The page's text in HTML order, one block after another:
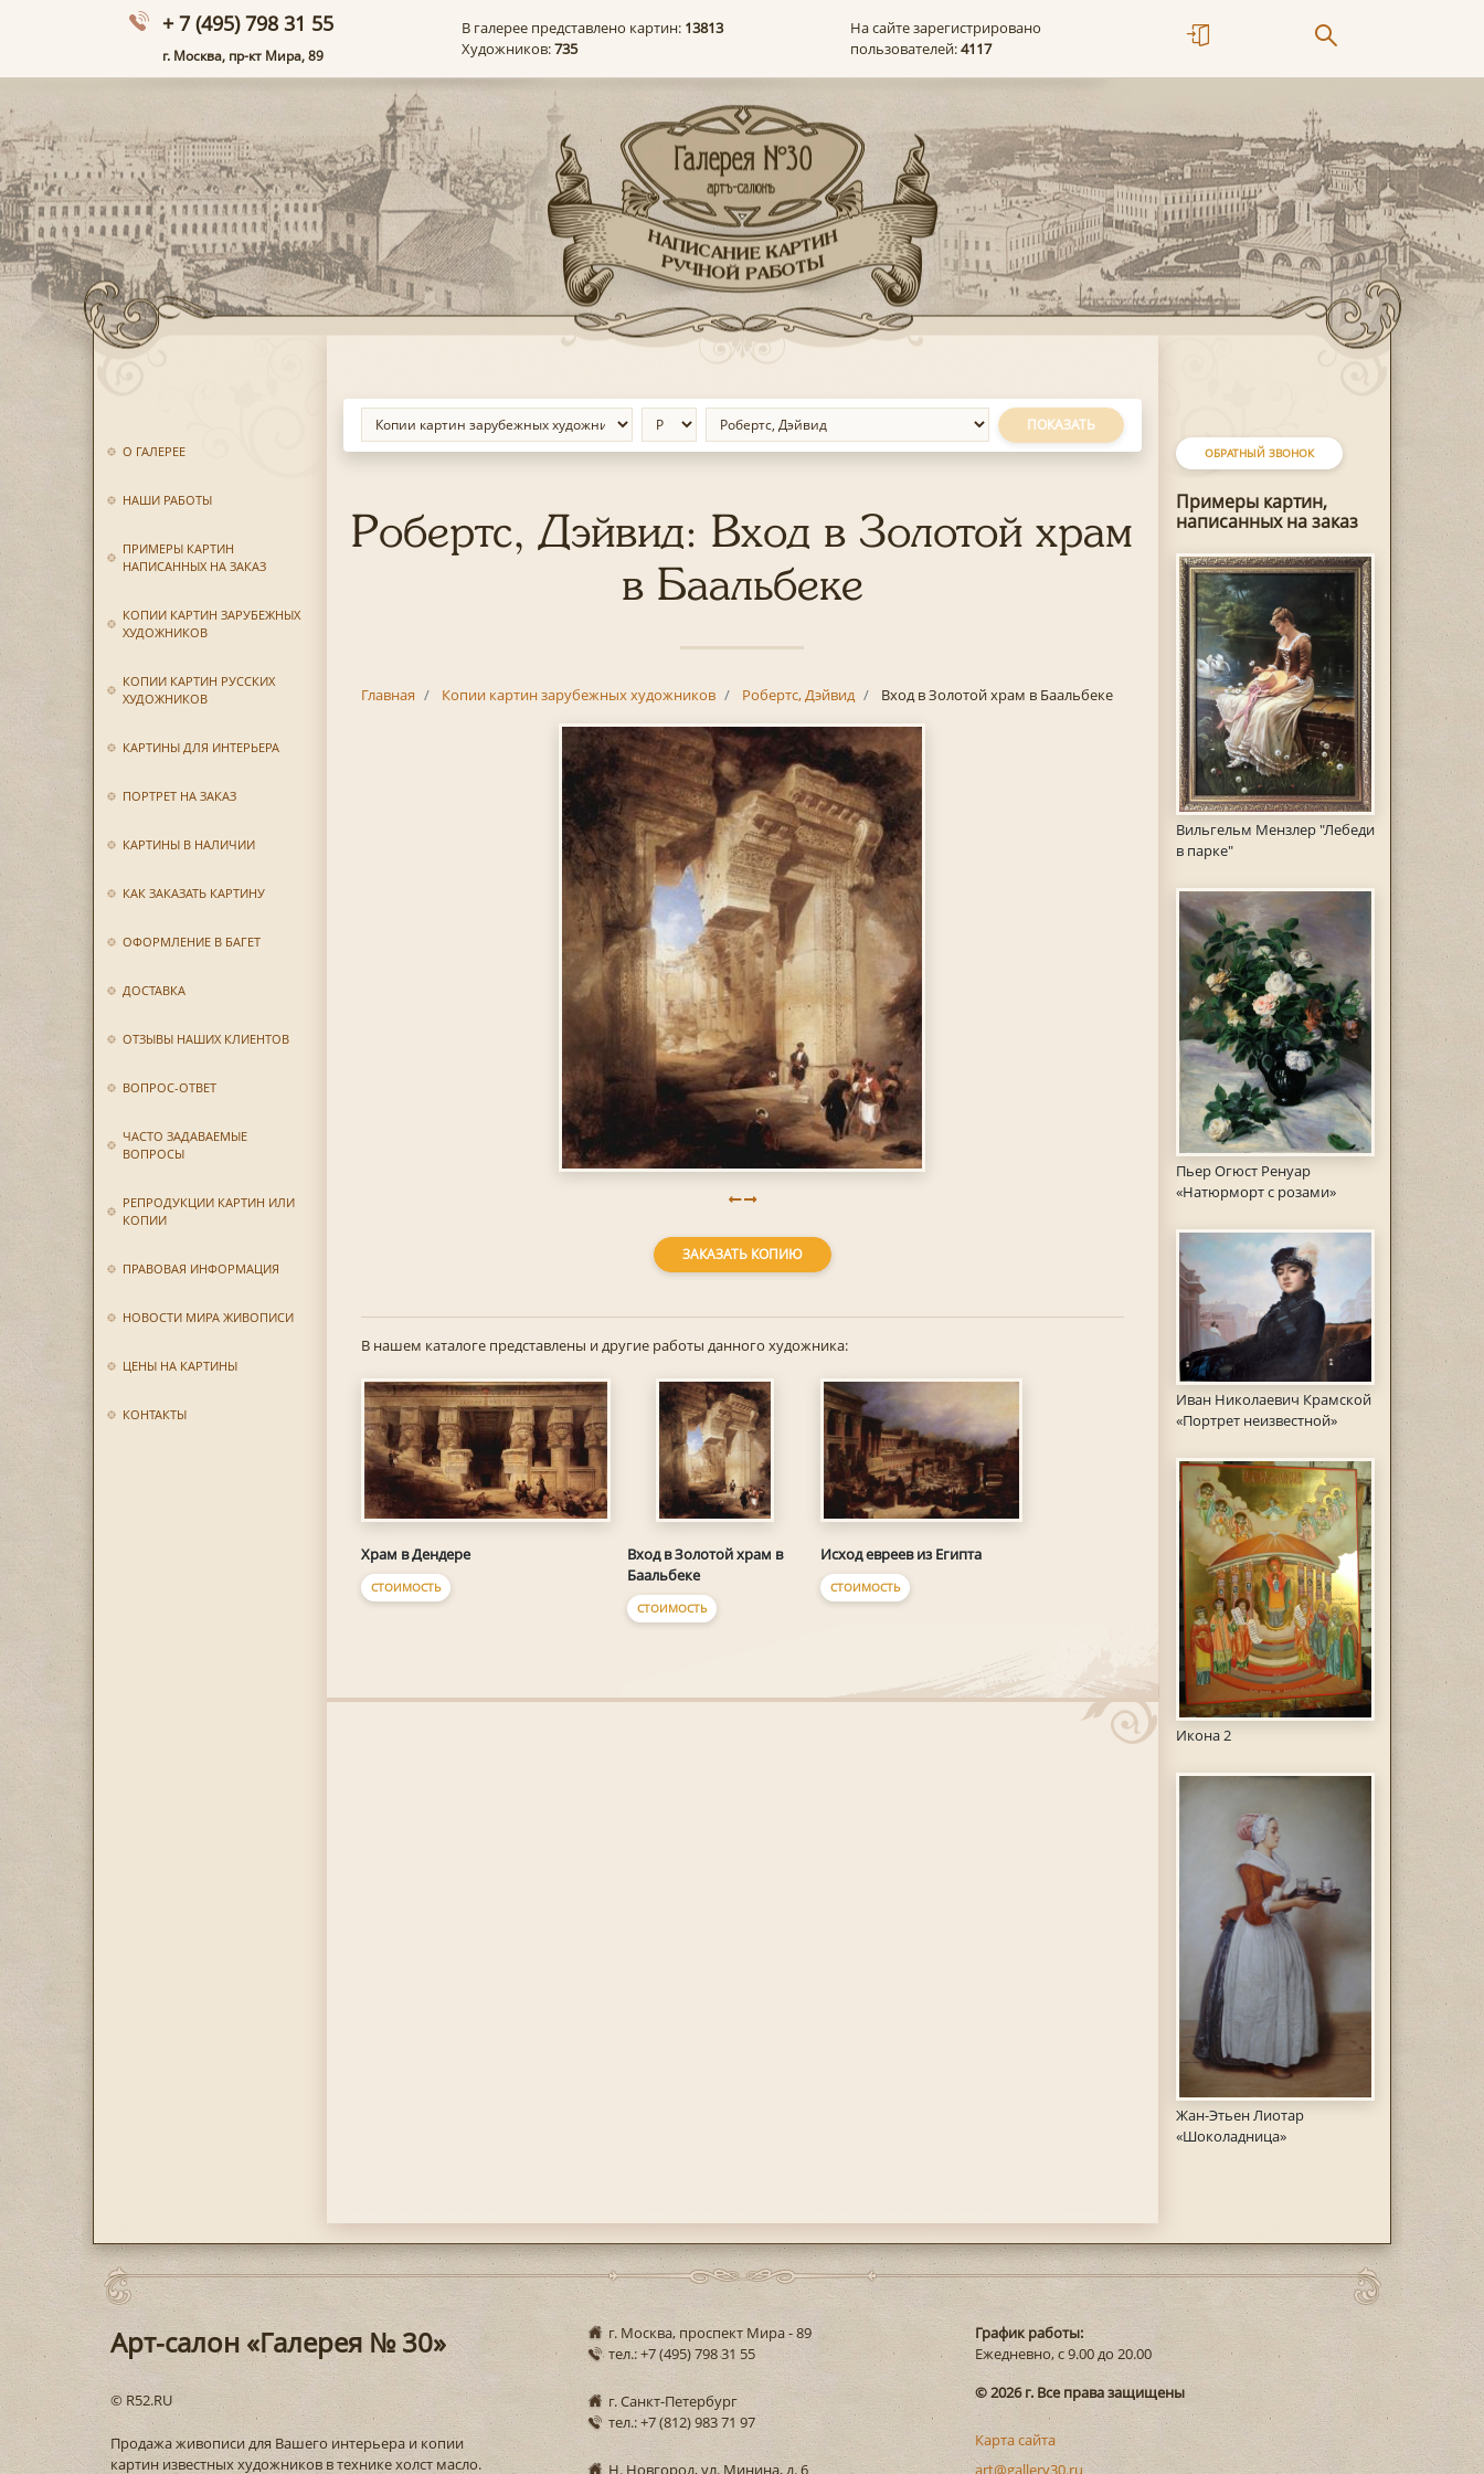
+ 7 (495) 798 31 55
г. Москва, пр-кт Мира, 89
В галерее представлено картин: 13813
Художников:735
На сайте зарегистрировано
пользователей:4117
О ГАЛЕРЕЕ
НАШИ РАБОТЫ
ПРИМЕРЫ КАРТИН
НАПИСАННЫХ НА ЗАКАЗ
КОПИИ КАРТИН ЗАРУБЕЖНЫХ
ХУДОЖНИКОВ
КОПИИ КАРТИН РУССКИХ
ХУДОЖНИКОВ
КАРТИНЫ ДЛЯ ИНТЕРЬЕРА
ПОРТРЕТ НА ЗАКАЗ
КАРТИНЫ В НАЛИЧИИ
КАК ЗАКАЗАТЬ КАРТИНУ
ОФОРМЛЕНИЕ В БАГЕТ
ДОСТАВКА
ОТЗЫВЫ НАШИХ КЛИЕНТОВ
ВОПРОС-ОТВЕТ
ЧАСТО ЗАДАВАЕМЫЕ
ВОПРОСЫ
РЕПРОДУКЦИИ КАРТИН ИЛИ
КОПИИ
ПРАВОВАЯ ИНФОРМАЦИЯ
НОВОСТИ МИРА ЖИВОПИСИ
ЦЕНЫ НА КАРТИНЫ
КОНТАКТЫ
ОБРАТНЫЙ ЗВОНОК
Примеры картин,
написанных на заказ
Вильгельм Мензлер "Лебеди
в парке"
Пьер Огюст Ренуар
«Натюрморт с розами»
Иван Николаевич Крамской
«Портрет неизвестной»
Икона 2
Жан-Этьен Лиотар
«Шоколадница»
ПОКАЗАТЬ
Робертс, Дэйвид: Вход в Золотой храм
в Баальбеке
Главная Копии картин зарубежных художников Робертс, Дэйвид Вход в Золотой храм в Баальбеке
ЗАКАЗАТЬ КОПИЮ
В нашем каталоге представлены и другие работы данного художника:
Храм в Дендере
СТОИМОСТЬ
Вход в Золотой храм в
Баальбеке
СТОИМОСТЬ
Исход евреев из Египта
СТОИМОСТЬ
Арт-салон «Галерея № 30»
© R52.RU
Продажа живописи для Вашего интерьера и копии
картин известных художников в технике холст масло.
г. Москва, проспект Мира - 89
тел.: +7 (495) 798 31 55
г. Санкт-Петербург
тел.: +7 (812) 983 71 97
Н. Новгород, ул. Минина, д. 6
График работы:
Ежедневно, с 9.00 до 20.00
© 2026 г. Все права защищены
Карта сайта
art@gallery30.ru